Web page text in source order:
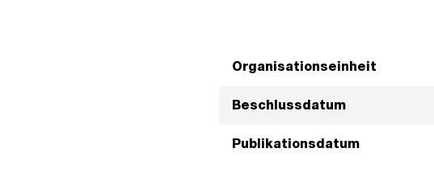
Organisationseinheit
Beschlussdatum
Publikationsdatum